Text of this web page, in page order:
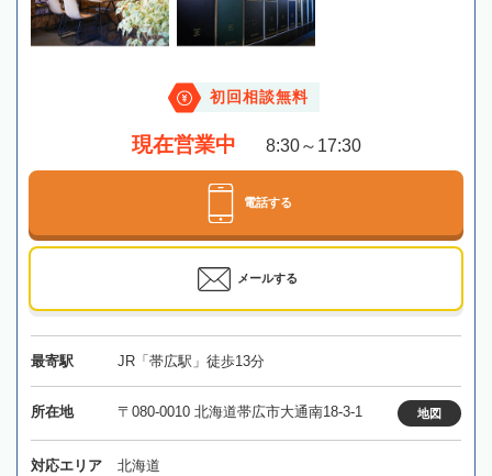
初回相談無料
現在営業中 8:30～17:30
電話する
メールする
最寄駅 JR「帯広駅」徒歩13分
所在地 〒080-0010 北海道帯広市大通南18-3-1 地図
対応エリア 北海道